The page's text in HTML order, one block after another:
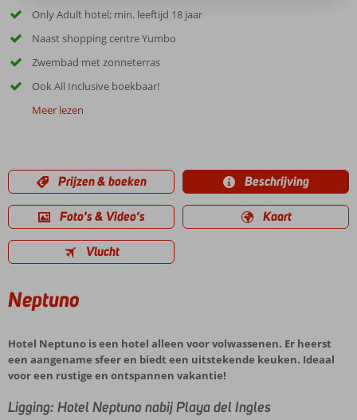
Only Adult hotel; min. leeftijd 18 jaar
Naast shopping centre Yumbo
Zwembad met zonneterras
Ook All Inclusive boekbaar!
Meer lezen
Prijzen & boeken Beschrijving
Foto's & Video's Kaart
Vlucht
Neptuno
Hotel Neptuno is een hotel alleen voor volwassenen. Er heerst
een aangename sfeer en biedt een uitstekende keuken. Ideaal
voor een rustige en ontspannen vakantie!
Ligging: Hotel Neptuno nabij Playa del Ingles